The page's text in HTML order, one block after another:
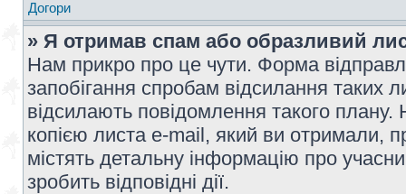
Догори
» Я отримав спам або образливий
Нам прикро про це чути. Форма
запобігання спробам відсилання таких
відсилають повідомлення такого
копією листа e-mail, який ви отримали,
містять детальну інформацію про
зробить відповідні дії.